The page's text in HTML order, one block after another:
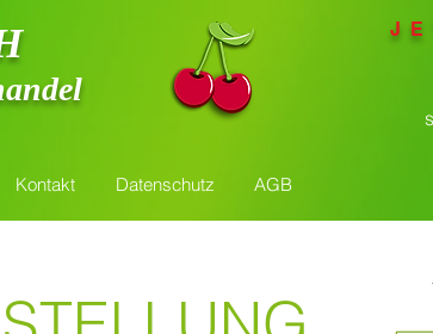
Kontakt Datenschutz AGB